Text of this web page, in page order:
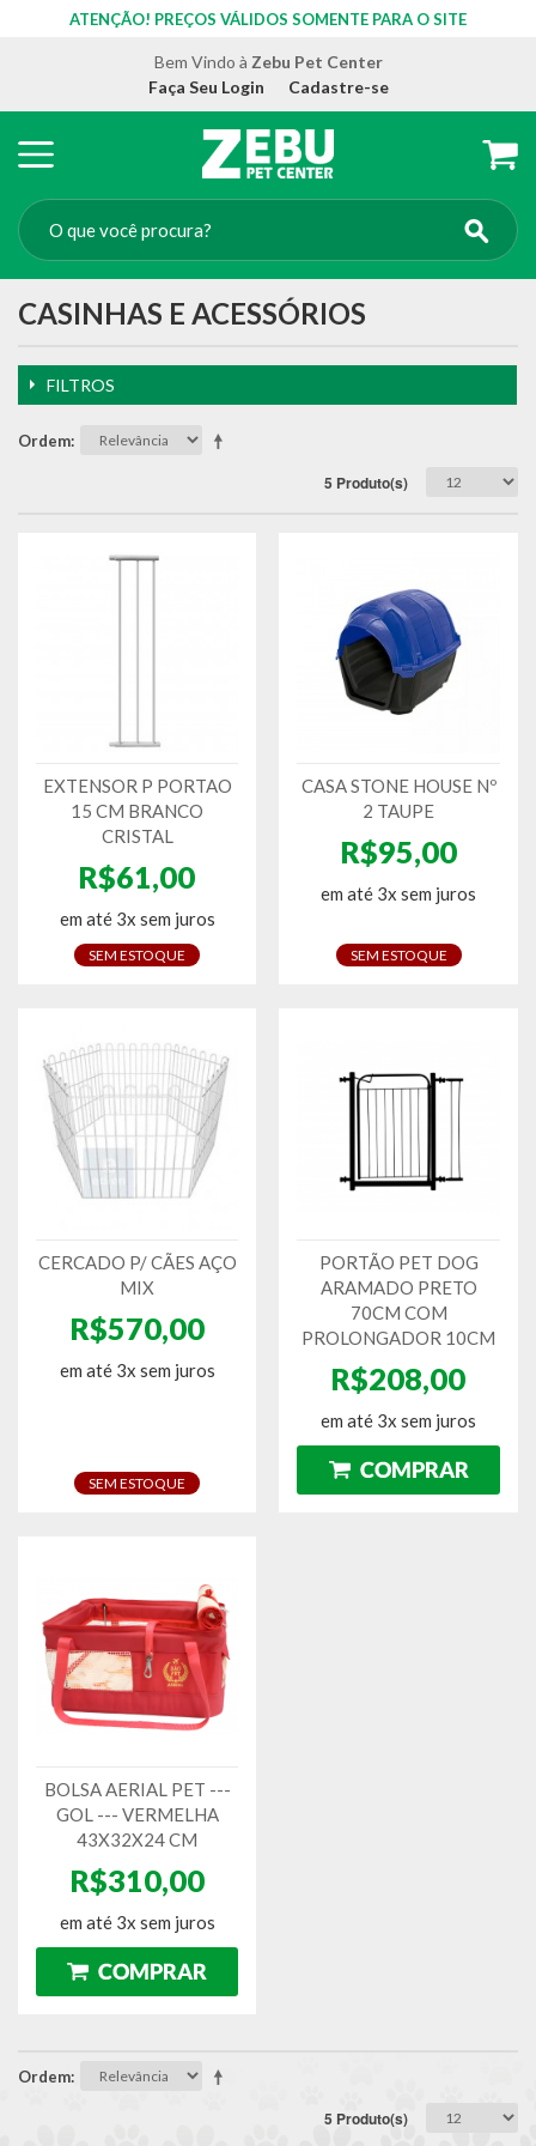
ATENÇÃO! PREÇOS VÁLIDOS SOMENTE PARA O SITE
Bem Vindo à Zebu Pet Center
Faça Seu Login
Cadastre-se
CASINHAS E ACESSÓRIOS
FILTROS
Ordem
5 Produto(s)
EXTENSOR P PORTAO
15 CM BRANCO
CRISTAL
R$61,00
em até 3x sem juros
SEM ESTOQUE
CASA STONE HOUSE Nº
2 TAUPE
R$95,00
em até 3x sem juros
SEM ESTOQUE
CERCADO P/ CÃES AÇO
MIX
R$570,00
em até 3x sem juros
SEM ESTOQUE
PORTÃO PET DOG
ARAMADO PRETO
70CM COM
PROLONGADOR 10CM
R$208,00
em até 3x sem juros
BOLSA AERIAL PET ---
GOL --- VERMELHA
43X32X24 CM
R$310,00
em até 3x sem juros
Ordem
5 Produto(s)